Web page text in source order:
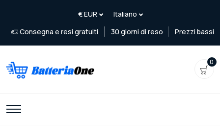
Consegna e resi gratuiti 30 giorni di reso Prezzi bassi
0